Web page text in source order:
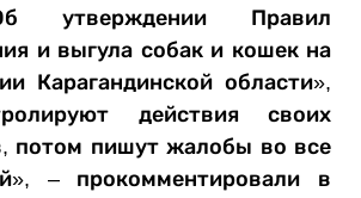
утверждении Правил
и выгула собак и кошек на
Карагандинской области»,
действия своих
потом пишут жалобы во все
– прокомментировали в